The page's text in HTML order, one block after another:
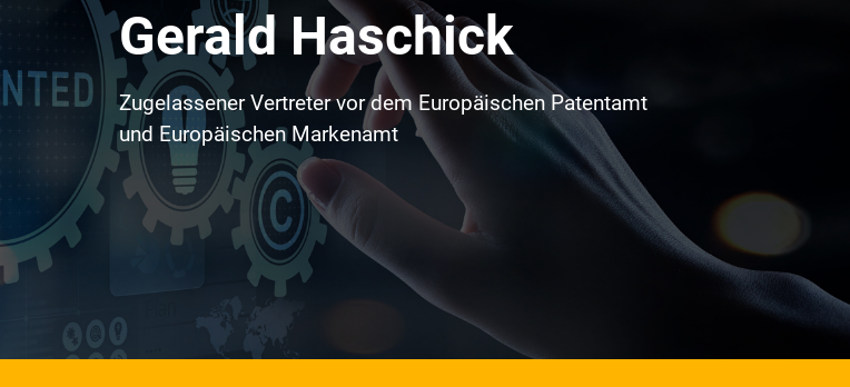
Gerald Haschick
Zugelassener Vertreter vor dem Europäischen Patentamt
und Europäischen Markenamt